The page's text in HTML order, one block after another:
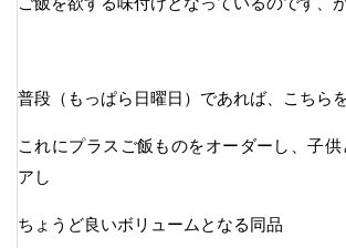
普段（もっぱら日曜日）であれば、こちら
これにプラスご飯ものをオーダーし、子供
アし
ちょうど良いボリュームとなる同品